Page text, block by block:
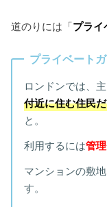
道のりには「 プライ
プライベート
ロンドンでは、
付近に住む住民
と。
利用するには管
マンションの敷
す。